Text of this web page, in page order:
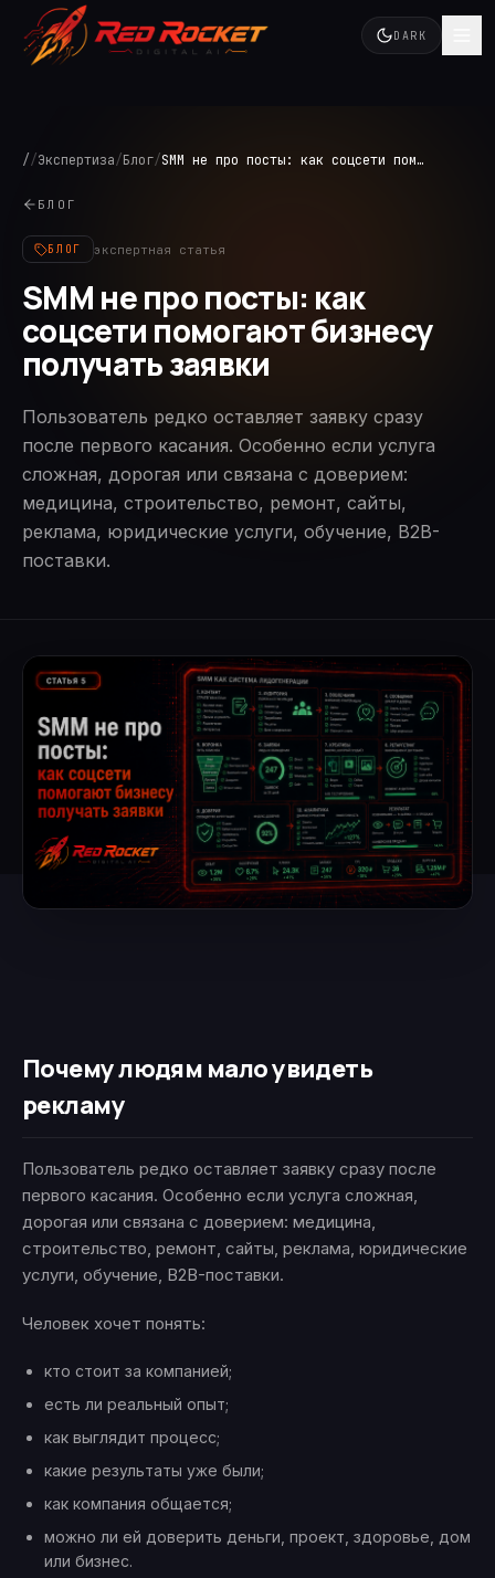
DARK
//Экспертиза/Блог/ SMM не про посты: как соцсети помогают бизнесу получать заявки
БЛОГ
БЛОГ экспертная статья
SMM не про посты: как
соцсети помогают бизнесу
получать заявки
Пользователь редко оставляет заявку сразу
после первого касания. Особенно если услуга
сложная, дорогая или связана с доверием:
медицина, строительство, ремонт, сайты,
реклама, юридические услуги, обучение, B2B-
поставки.
Почему людям мало увидеть
рекламу
Пользователь редко оставляет заявку сразу после
первого касания. Особенно если услуга сложная,
дорогая или связана с доверием: медицина,
строительство, ремонт, сайты, реклама, юридические
услуги, обучение, B2B-поставки.
Человек хочет понять:
кто стоит за компанией;
есть ли реальный опыт;
как выглядит процесс;
какие результаты уже были;
как компания общается;
можно ли ей доверить деньги, проект, здоровье, дом
или бизнес.